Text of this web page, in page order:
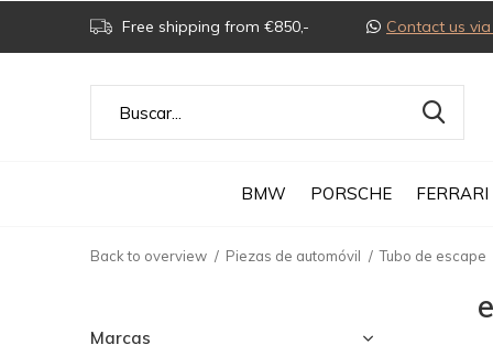
BMW PORSCHE FERRARI
Free shipping from €850,- Contact us
Back to overview Piezas de automóvil Tubo de escape
Marcas